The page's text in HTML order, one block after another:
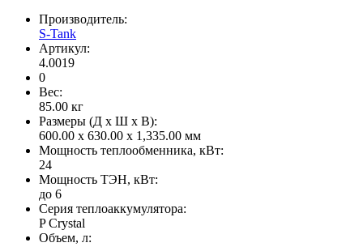
Производитель:
S-Tank
Артикул:
4.0019
0
Вес:
85.00 кг
Размеры (Д x Ш x В):
600.00 x 630.00 x 1,335.00 мм
Мощность теплообменника, кВт:
24
Мощность ТЭН, кВт:
до 6
Серия теплоаккумулятора:
P Crystal
Объем, л: